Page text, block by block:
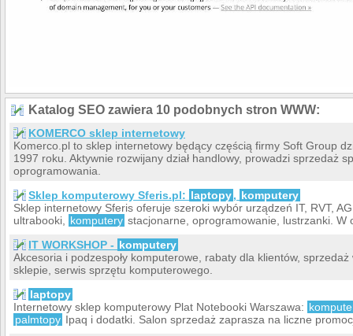
Katalog SEO zawiera 10 podobnych stron WWW:
KOMERCO sklep internetowy
Komerco.pl to sklep internetowy będący częścią firmy Soft Group
1997 roku. Aktywnie rozwijany dział handlowy, prowadzi sprzedaż
oprogramowania.
Sklep komputerowy Sferis.pl: laptopy, komputery
Sklep internetowy Sferis oferuje szeroki wybór urządzeń IT, RVT,
ultrabooki,
komputery stacjonarne, oprogramowanie, lustrzanki. W
IT WORKSHOP - komputery
Akcesoria i podzespoły komputerowe, rabaty dla klientów,
sklepie, serwis sprzętu komputerowego.
laptopy
Internetowy sklep komputerowy Plat Notebooki Warszawa:
palmtopy Ipaq i dodatki. Salon sprzedaż zaprasza na liczne